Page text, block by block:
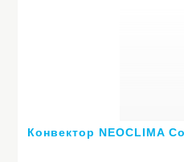
Конвектор NEOCLIMA